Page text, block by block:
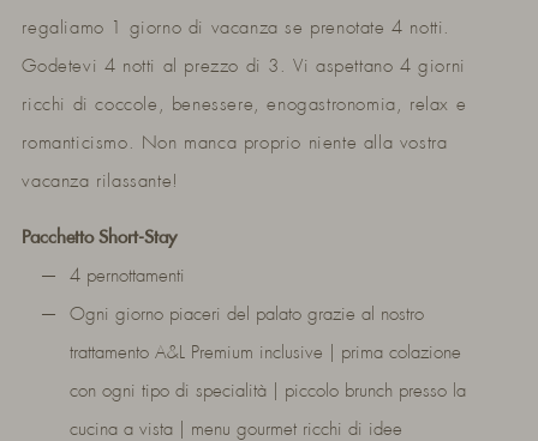
regaliamo 1 giorno di vacanza se prenotate 4 notti.
Godetevi 4 notti al prezzo di 3. Vi aspettano 4 giorni
ricchi di coccole, benessere, enogastronomia, relax e
romanticismo. Non manca proprio niente alla vostra
vacanza rilassante!
Pacchetto Short-Stay
4 pernottamenti
Ogni giorno piaceri del palato grazie al nostro
trattamento A&L Premium inclusive | prima colazione
con ogni tipo di specialità | piccolo brunch presso la
cucina a vista | menu gourmet ricchi di idee